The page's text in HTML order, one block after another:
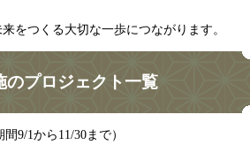
をつくる大切な一歩につながります。
のプロジェクト一覧
9/1から11/30まで）